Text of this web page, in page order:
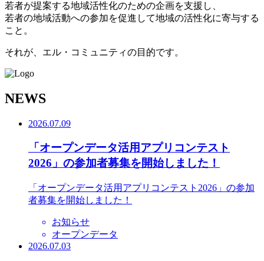
若者が提案する地域活性化のための企画を支援し、
若者の地域活動への参加を促進して地域の活性化に寄与する
こと。
それが、エル・コミュニティの目的です。
NEWS
2026.07.09
「オープンデータ活用アプリコンテスト
2026」の参加者募集を開始しました！
「オープンデータ活用アプリコンテスト2026」の参加
者募集を開始しました！
お知らせ
オープンデータ
2026.07.03